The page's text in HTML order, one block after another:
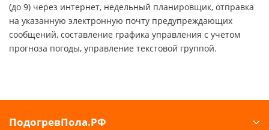
(до 9) через интернет, недельный планировщик, отправка
на указанную электронную почту предупреждающих
сообщений, составление графика управления с учетом
прогноза погоды, управление текстовой группой.
ПодогревПола.РФ